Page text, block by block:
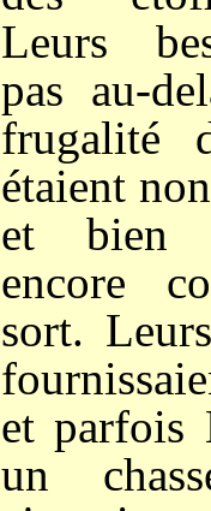
Leurs
pas au-
frugalité
étaient
et bien
encore
sort.
et parfois
un